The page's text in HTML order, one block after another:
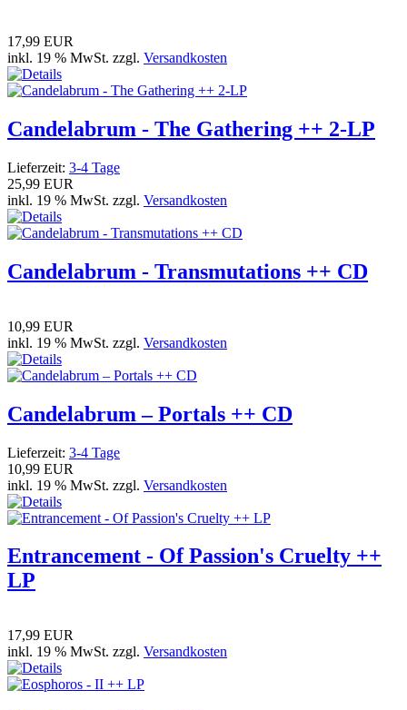
17,99 EUR
inkl. 19 % MwSt. zzgl. Versandkosten
Candelabrum - The Gathering ++ 2-LP
Lieferzeit: 3-4 Tage
25,99 EUR
inkl. 19 % MwSt. zzgl. Versandkosten
Candelabrum - Transmutations ++ CD
10,99 EUR
inkl. 19 % MwSt. zzgl. Versandkosten
Candelabrum – Portals ++ CD
Lieferzeit: 3-4 Tage
10,99 EUR
inkl. 19 % MwSt. zzgl. Versandkosten
Entrancement - Of Passion's Cruelty ++
LP
17,99 EUR
inkl. 19 % MwSt. zzgl. Versandkosten